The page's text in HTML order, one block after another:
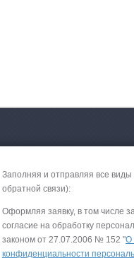
Заполняя и отправляя все
обратной связи):
Оформляя заявку, в том числе
согласие на обработку
законом от 27.07.2006 № 152 "О
конфиденциальности